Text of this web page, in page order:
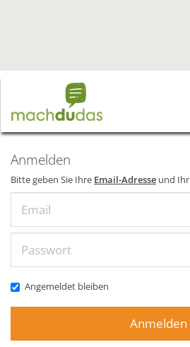
Anmelden
Bitte geben Sie Ihre Email-Adresse und Ihr
Angemeldet bleiben
Anmelden